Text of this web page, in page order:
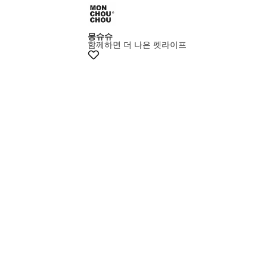
몽슈슈
함께하면 더 나은 펫라이프